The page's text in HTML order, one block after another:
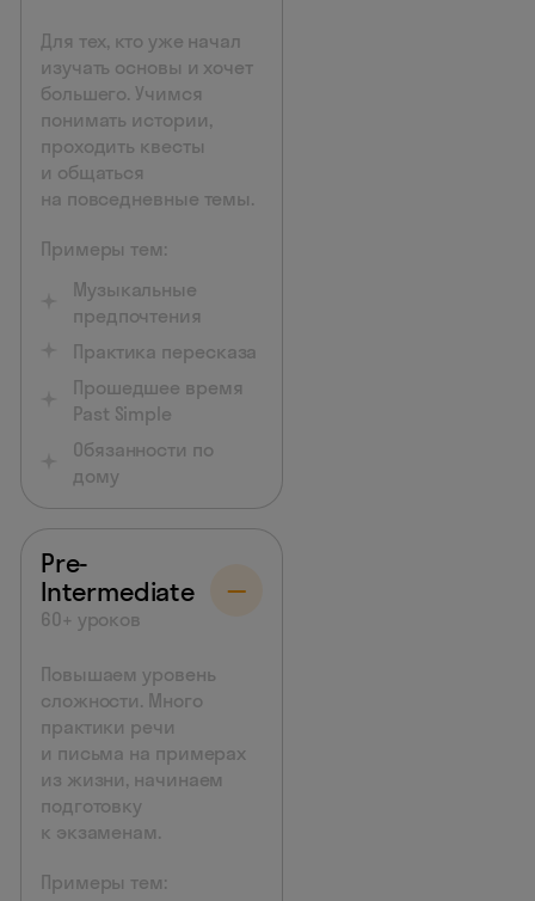
Для тех, кто уже начал
изучать основы и хочет
большего. Учимся
понимать истории,
проходить квесты
и общаться
на повседневные темы.
Примеры тем:
Музыкальные
предпочтения
Практика пересказа
Прошедшее время
Past Simple
Обязанности по
дому
Pre-
Intermediate
60+ уроков
Повышаем уровень
сложности. Много
практики речи
и письма на примерах
из жизни, начинаем
подготовку
к экзаменам.
Примеры тем: